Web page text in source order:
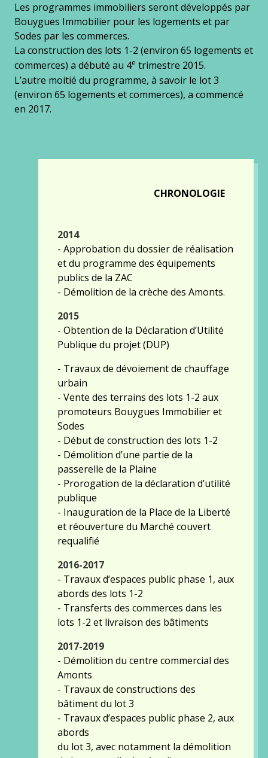
Les programmes immobiliers seront développés par
Bouygues Immobilier pour les logements et par
Sodes par les commerces.
La construction des lots 1-2 (environ 65 logements et
commerces) a débuté au 4e trimestre 2015.
L’autre moitié du programme, à savoir le lot 3
(environ 65 logements et commerces), a commencé
en 2017.
CHRONOLOGIE
2014
- Approbation du dossier de réalisation
et du programme des équipements
publics de la ZAC
- Démolition de la crèche des Amonts.
2015
- Obtention de la Déclaration d’Utilité
Publique du projet (DUP)
- Travaux de dévoiement de chauffage
urbain
- Vente des terrains des lots 1-2 aux
promoteurs Bouygues Immobilier et
Sodes
- Début de construction des lots 1-2
- Démolition d’une partie de la
passerelle de la Plaine
- Prorogation de la déclaration d’utilité
publique
- Inauguration de la Place de la Liberté
et réouverture du Marché couvert
requalifié
2016-2017
- Travaux d’espaces public phase 1, aux
abords des lots 1-2
- Transferts des commerces dans les
lots 1-2 et livraison des bâtiments
2017-2019
- Démolition du centre commercial des
Amonts
- Travaux de constructions des
bâtiment du lot 3
- Travaux d’espaces public phase 2, aux
abords
du lot 3, avec notamment la démolition